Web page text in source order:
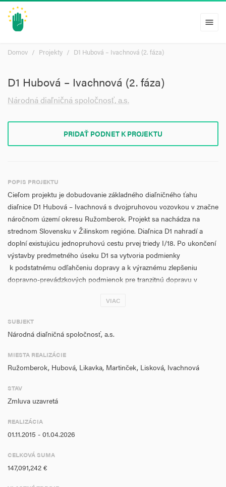
menu
Domov Projekty D1 Hubová – Ivachnová (2. fáza)
D1 Hubová – Ivachnová (2. fáza)
Národná diaľničná spoločnosť, a.s.
PRIDAŤ PODNET K PROJEKTU
POPIS PROJEKTU
Cieľom projektu je dobudovanie základného diaľničného ťahu
diaľnice D1 Hubová – Ivachnová s dvojpruhovou vozovkou v značne
náročnom území okresu Ružomberok. Projekt sa nachádza na
strednom Slovensku v Žilinskom regióne. Diaľnica D1 nahradí a
doplní existujúcu jednopruhovú cestu prvej triedy I/18. Po ukončení
výstavby predmetného úseku D1 sa vytvoria podmienky
k podstatnému odľahčeniu dopravy a k výraznému zlepšeniu
dopravno-prevádzkových podmienok pre tranzitnú dopravu v
cieľom odstránenia kľúčových úzkych miest na cestnej
infraštruktúre TEN-T prostredníctovm výstavby nových úsekov
Miestom realizácie projektu je Žilinský kraj, okres Ružomberok.
vnútroštátnu ako aj medzinárodnú dopravnú funkciu, keďže prepája
dôležité oblasti Slovenska od Bratislavy cez celé údolie Váhu do
oblasti Vysokých Tatier a cez Prešov a Košice po najvýchodnejšie
Merateľnými ukazovateľmi predmetného projektu sú:
Celková dĺžka novovybudovaných ciest v sieti TEN-T (CORE):
VIAC
SUBJEKT
Národná diaľničná spoločnosť, a.s.
MIESTA REALIZÁCIE
Ružomberok, Hubová, Likavka, Martinček, Lisková, Ivachnová
STAV
Zmluva uzavretá
REALIZÁCIA
01.11.2015 - 01.04.2026
CELKOVÁ SUMA
147,091,242 €